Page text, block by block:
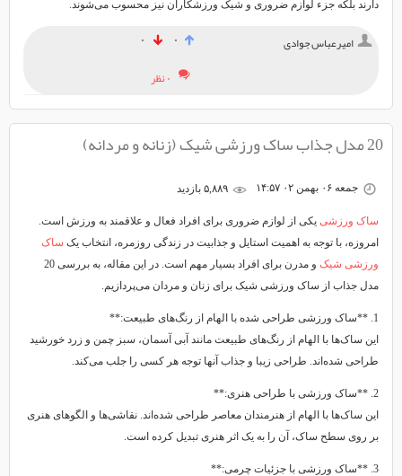
دارند بلکه جزء لوازم ضروری و شیک ورزشکاران نیز محسوب می‌شوند.
امیرعباس جوادی ۰
۰
۰ نظر
20 مدل جذاب ساک ورزشی شیک (زنانه و مردانه)
جمعه ۰۶ بهمن ۰۲ ۱۴:۵۷
ساک ورزشی یکی از لوازم ضروری برای افراد فعال و علاقمند به ورزش است.
امروزه، با توجه به اهمیت استایل و جذابیت در زندگی روزمره، انتخاب یک ساک
ورزشی شیک
و مدرن برای افراد بسیار مهم است. در این مقاله، به بررسی 20
مدل جذاب از ساک ورزشی شیک برای زنان و مردان می‌پردازیم.
1. **ساک ورزشی طراحی شده با الهام از رنگ‌های طبیعت:**
این ساک‌ها با الهام از رنگ‌های طبیعت مانند آبی آسمان، سبز چمن و زرد خورشید
طراحی شده‌اند. طراحی زیبا و جذاب آنها توجه هر کسی را جلب می‌کند.
2. **ساک ورزشی با طراحی هنری:**
این ساک‌ها با الهام از هنرمندان معاصر طراحی شده‌اند. نقاشی‌ها و الگوهای هنری
بر روی سطح ساک، آن را به یک اثر هنری تبدیل کرده است.
3. **ساک ورزشی با جزئیات چرمی:**